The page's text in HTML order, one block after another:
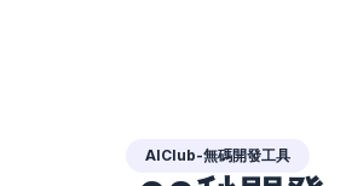
AIClub-無碼開發工具